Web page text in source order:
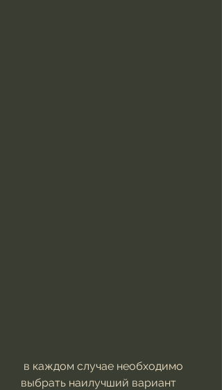
выбрать наилучший вариант